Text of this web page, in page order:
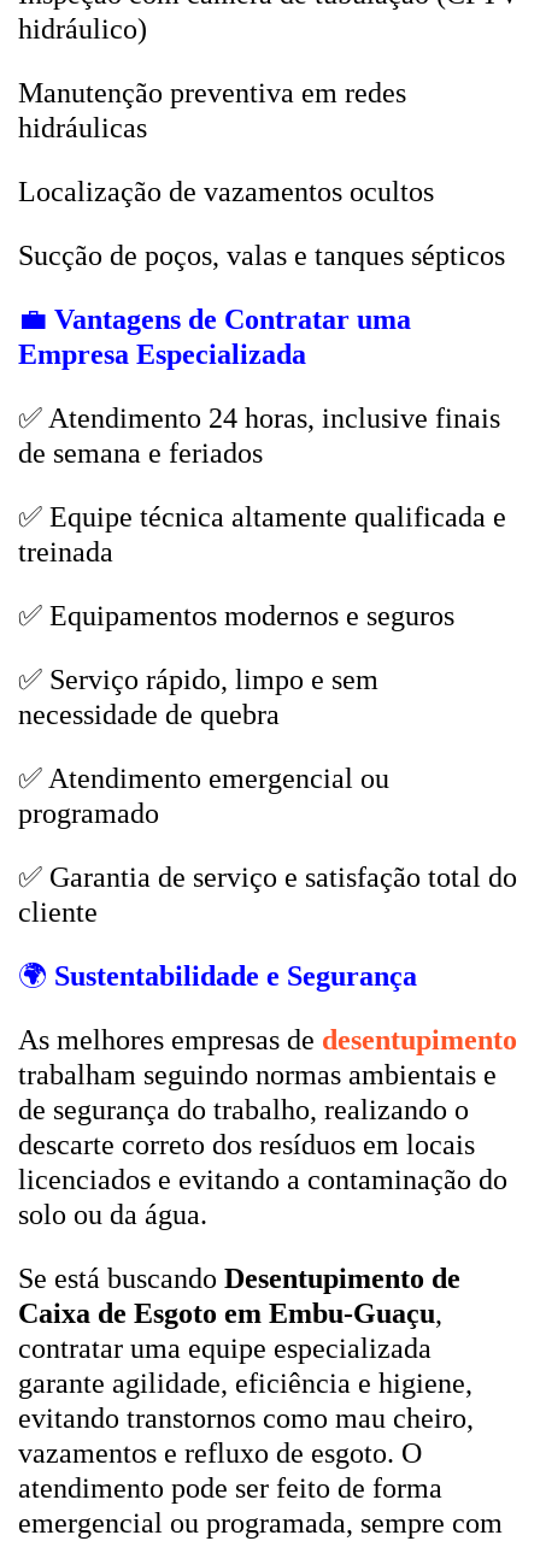
hidráulico)
Manutenção preventiva em redes
hidráulicas
Localização de vazamentos ocultos
Sucção de poços, valas e tanques sépticos
💼 Vantagens de Contratar uma
Empresa Especializada
✅ Atendimento 24 horas, inclusive finais
de semana e feriados
✅ Equipe técnica altamente qualificada e
treinada
✅ Equipamentos modernos e seguros
✅ Serviço rápido, limpo e sem
necessidade de quebra
✅ Atendimento emergencial ou
programado
✅ Garantia de serviço e satisfação total do
cliente
🌍 Sustentabilidade e Segurança
As melhores empresas de desentupimento
trabalham seguindo normas ambientais e
de segurança do trabalho, realizando o
descarte correto dos resíduos em locais
licenciados e evitando a contaminação do
solo ou da água.
Se está buscando Desentupimento de
Caixa de Esgoto em Embu-Guaçu,
contratar uma equipe especializada
garante agilidade, eficiência e higiene,
evitando transtornos como mau cheiro,
vazamentos e refluxo de esgoto. O
atendimento pode ser feito de forma
emergencial ou programada, sempre com